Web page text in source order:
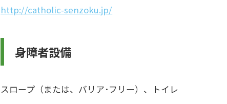
http://catholic-senzoku.jp/
身障者設備
スロープ（または、バリア･フリー）、トイレ